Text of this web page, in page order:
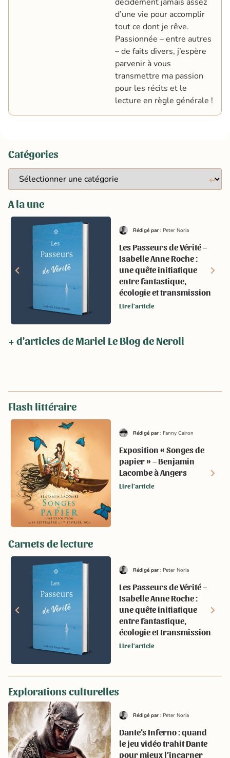
d’une vie pour accomplir
tout ce dont je rêve.
Passionnée – entre autres
– de faits divers, j’espère
parvenir à vous
transmettre ma passion
pour les récits et le
lecture en règle générale !
Catégories
A la une
Rédigé par : Peter Noria
Les Passeurs de Vérité –
Isabelle Anne Roche :
une quête initiatique
entre fantastique,
écologie et transmission
Lire l'article
+ d'articles de Mariel Le Blog de Neroli
Flash littéraire
Rédigé par : Fanny Cairon
Exposition « Songes de
papier » – Benjamin
Lacombe à Angers
Lire l'article
Carnets de lecture
Rédigé par : Peter Noria
Les Passeurs de Vérité –
Isabelle Anne Roche :
une quête initiatique
entre fantastique,
écologie et transmission
Lire l'article
Explorations culturelles
Rédigé par : Peter Noria
Dante’s Inferno : quand
le jeu vidéo trahit Dante
pour mieux l’incarner